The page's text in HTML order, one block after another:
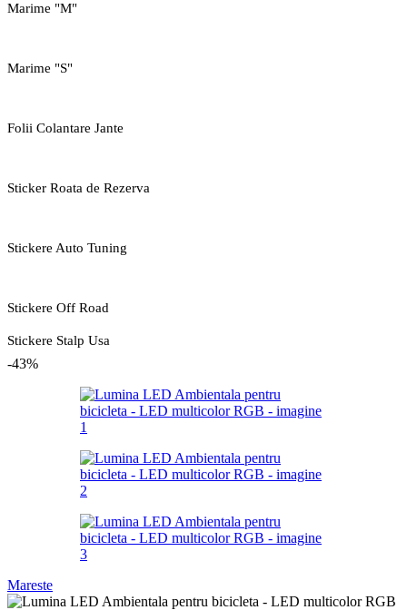
Marime "M"
Marime "S"
Folii Colantare Jante
Sticker Roata de Rezerva
Stickere Auto Tuning
Stickere Off Road
Stickere Stalp Usa
-43%
Mareste